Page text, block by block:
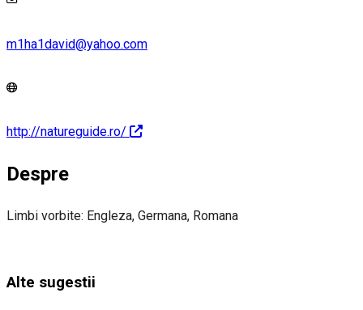
m1ha1david@yahoo.com
http://natureguide.ro/
Despre
Limbi vorbite: Engleza, Germana, Romana
Alte sugestii